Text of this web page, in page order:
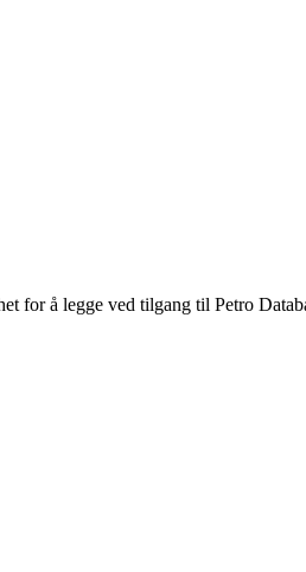
for å legge ved tilgang til Petro